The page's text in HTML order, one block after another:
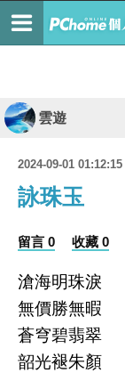
雲遊
2024-09-01 01:12:15
詠珠玉
留言 0 收藏 0
滄海明珠淚
無價勝無暇
蒼穹碧翡翠
韶光褪朱顏